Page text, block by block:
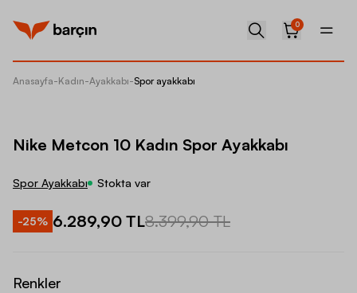
0
Anasayfa-Kadın-Ayakkabı-Spor ayakkabı
Nike Metcon 10 Kadın Spor Ayakkabı
Spor Ayakkabı Stokta var
-25% 6.289,90 TL8.399,90 TL
Renkler